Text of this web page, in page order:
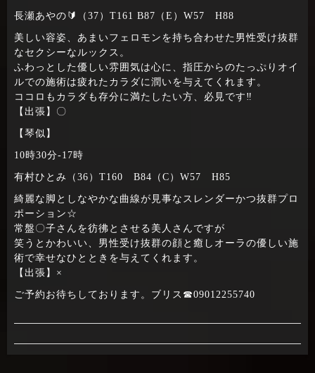
長瀬あやの🔰（37）T161 B87（E）W57 H88
美しい容姿、あまいフェロモンを持ち合わせた男性受け抜群
なセクシーなルックス。
ふわっとした優しい雰囲気は心に、指圧からのたっぷりオイ
ルでの施術は疲れたカラダに潤いを与えてくれます。
ココロもカラダも存分に満たしたい方、必見です‼
【出張】〇
【琴似】
10時30分‐17時
有村ひとみ（36）T160 B84（C）W57 H85
綺麗な脚としなやかな曲線が見事なスレンダーかつ抜群プロ
ポーション☆
常盤〇子さんを彷彿とさせる美人さんですが
笑うとかわいい、男性受け抜群の顔と癒しオーラの優しい施
術で幸せなひとときを与えてくれます。
【出張】×
ご予約お待ちしております。ブリス☎09012255740